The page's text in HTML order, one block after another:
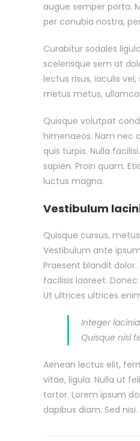
augue semper porta.
per conubia nostra,
Curabitur sodales
scelerisque sem at
lectus risus, iaculis
metus metus,
Quisque volutpat
himenaeos. Nam nec
quis turpis. Nulla
sapien. Proin quam.
luctus magna.
Vestibulum
Quisque cursus,
Vestibulum ante
Praesent blandit
facilisis laoreet.
Ut ultrices ultrices
Integer
Quisque nisl
Aenean lectus elit,
vitae, ligula. Nulla ut
tortor. Lorem ipsum
dapibus diam. Sed